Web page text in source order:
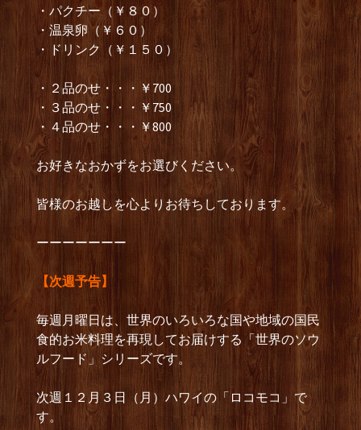
・パクチー（￥８０）
・温泉卵（￥６０）
・ドリンク（￥１５０）
・２品のせ・・・￥700
・３品のせ・・・￥750
・４品のせ・・・￥800
お好きなおかずをお選びください。
皆様のお越しを心よりお待ちしております。
ーーーーーーー
【次週予告】
毎週月曜日は、世界のいろいろな国や地域の国民
食的お米料理を再現してお届けする「世界のソウ
ルフード」シリーズです。
次週１２月３日（月）ハワイの「ロコモコ」で
す。